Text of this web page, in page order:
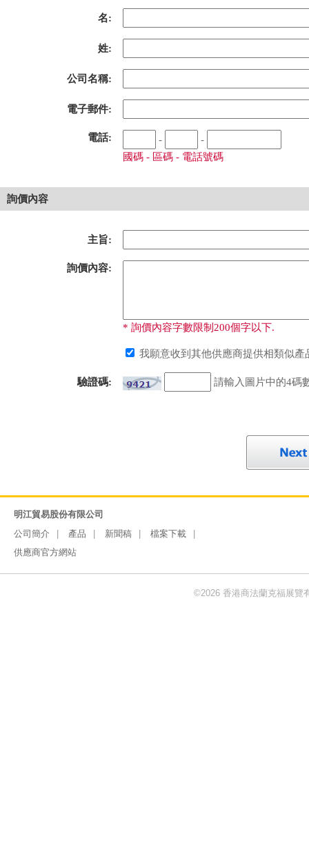
名:
姓:
公司名稱:
電子郵件:
電話: -
-
國碼 - 區碼 - 電話號碼
詢價內容
主旨:
詢價內容:
* 詢價內容字數限制200個字以下.
我願意收到其他供應商提供相類似產
驗證碼: 請輸入圖片中的4碼
明江貿易股份有限公司
公司簡介
產品 新聞稿
檔案下載
供應商官方網站
©2026 香港商法蘭克福展覽